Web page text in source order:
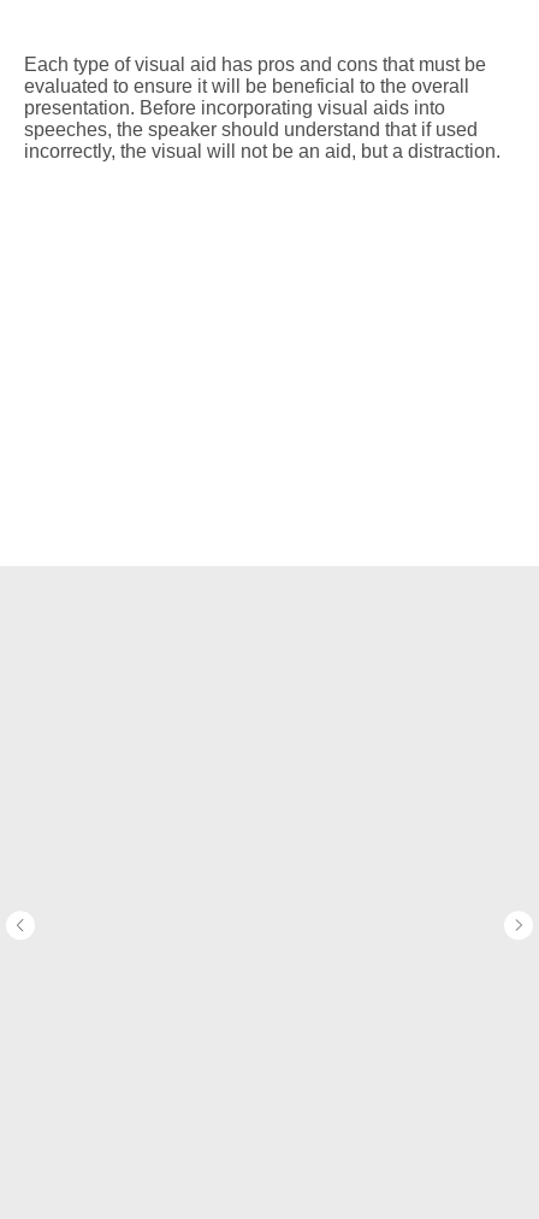
Each type of visual aid has pros and cons that must be
evaluated to ensure it will be beneficial to the overall
presentation. Before incorporating visual aids into
speeches, the speaker should understand that if used
incorrectly, the visual will not be an aid, but a distraction.